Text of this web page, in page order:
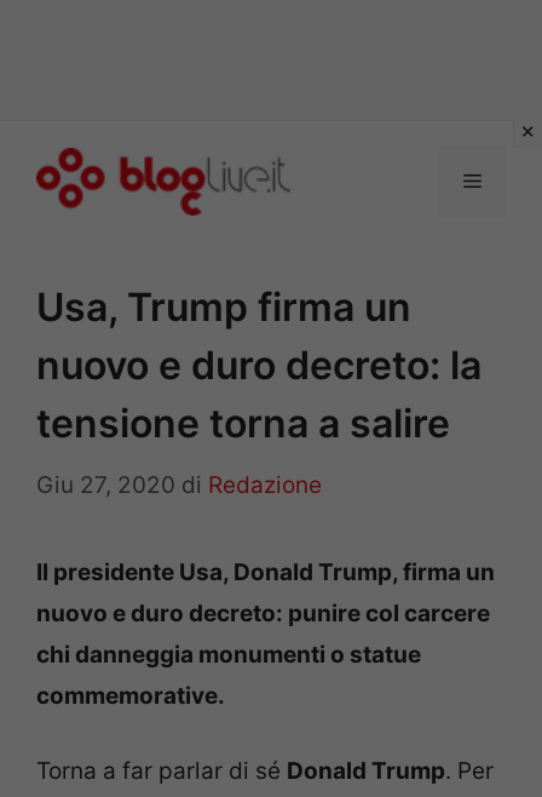
Menu
Usa, Trump firma un
nuovo e duro decreto: la
tensione torna a salire
Giu 27, 2020 di Redazione
Il presidente Usa, Donald Trump, firma un
nuovo e duro decreto: punire col carcere
chi danneggia monumenti o statue
commemorative.
Torna a far parlar di sé Donald Trump. Per